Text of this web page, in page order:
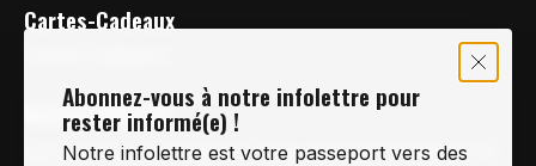
Cartes-Cadeaux
Vertige Vélo Ski
La référence en vélo de route, vélo de montagne et
Abonnez-vous à notre infolettre pour
rester informé(e) !
Notre infolettre est votre passeport vers des